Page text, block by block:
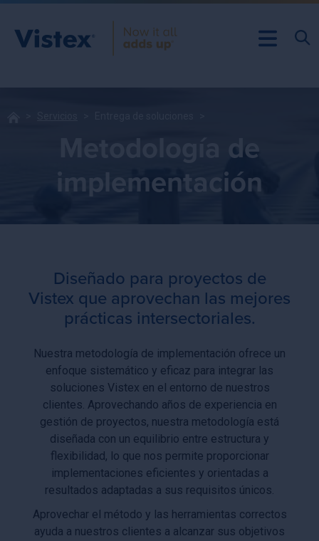
Metodología de
implementación
Diseñado para proyectos de
Vistex que aprovechan las mejores
prácticas intersectoriales.
Nuestra metodología de implementación ofrece un
enfoque sistemático y eficaz para integrar las
soluciones Vistex en el entorno de nuestros
clientes. Aprovechando años de experiencia en
gestión de proyectos, nuestra metodología está
diseñada con un equilibrio entre estructura y
flexibilidad, lo que nos permite proporcionar
implementaciones eficientes y orientadas a
resultados adaptadas a sus requisitos únicos.
Aprovechar el método y las herramientas correctos
ayuda a nuestros clientes a alcanzar sus objetivos